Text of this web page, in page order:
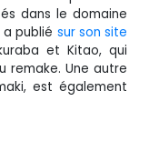
dans le domaine
a publié sur son site
et Kitao, qui
remake. Une autre
est également